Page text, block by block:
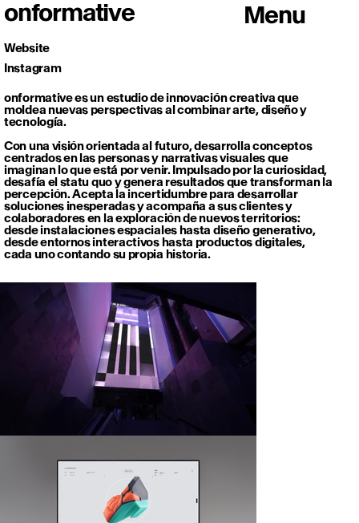
Menu
onformative es un estudio de innovación creativa que
moldea nuevas perspectivas al combinar arte, diseño y
tecnología.
Con una visión orientada al futuro, desarrolla conceptos
centrados en las personas y narrativas visuales que
imaginan lo que está por venir. Impulsado por la curiosidad,
desafía el statu quo y genera resultados que transforman la
percepción. Acepta la incertidumbre para desarrollar
soluciones inesperadas y acompaña a sus clientes y
colaboradores en la exploración de nuevos territorios:
desde instalaciones espaciales hasta diseño generativo,
desde entornos interactivos hasta productos digitales,
cada uno contando su propia historia.
Website
Instagram
onformative